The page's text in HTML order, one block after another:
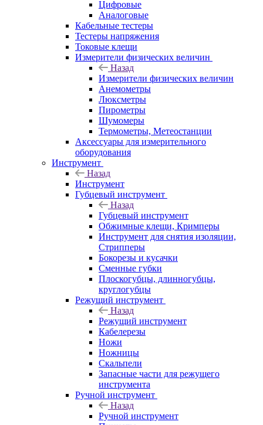
Цифровые
Аналоговые
Кабельные тестеры
Тестеры напряжения
Токовые клещи
Измерители физических величин
Назад
Измерители физических величин
Анемометры
Люксметры
Пирометры
Шумомеры
Термометры, Метеостанции
Аксессуары для измерительного
оборудования
Инструмент
Назад
Инструмент
Губцевый инструмент
Назад
Губцевый инструмент
Обжимные клещи, Кримперы
Инструмент для снятия изоляции,
Стрипперы
Бокорезы и кусачки
Сменные губки
Плоскогубцы, длинногубцы,
круглогубцы
Режущий инструмент
Назад
Режущий инструмент
Кабелерезы
Ножи
Ножницы
Скальпели
Запасные части для режущего
инструмента
Ручной инструмент
Назад
Ручной инструмент